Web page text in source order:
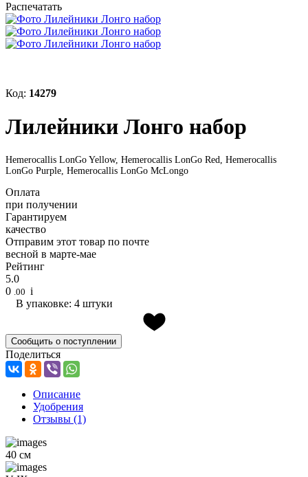
Распечатать
Код: 14279
Лилейники Лонго набор
Hemerocallis LonGo Yellow, Hemerocallis LonGo Red, Hemerocallis
LonGo Purple, Hemerocallis LonGo McLongo
Оплата
при получении
Гарантируем
качество
Отправим этот товар по почте
весной в марте-мае
Рейтинг
5.0
0 .00 i
В упаковке: 4 штуки
Сообщить о поступлении
Поделиться
Описание
Удобрения
Отзывы (1)
40 см